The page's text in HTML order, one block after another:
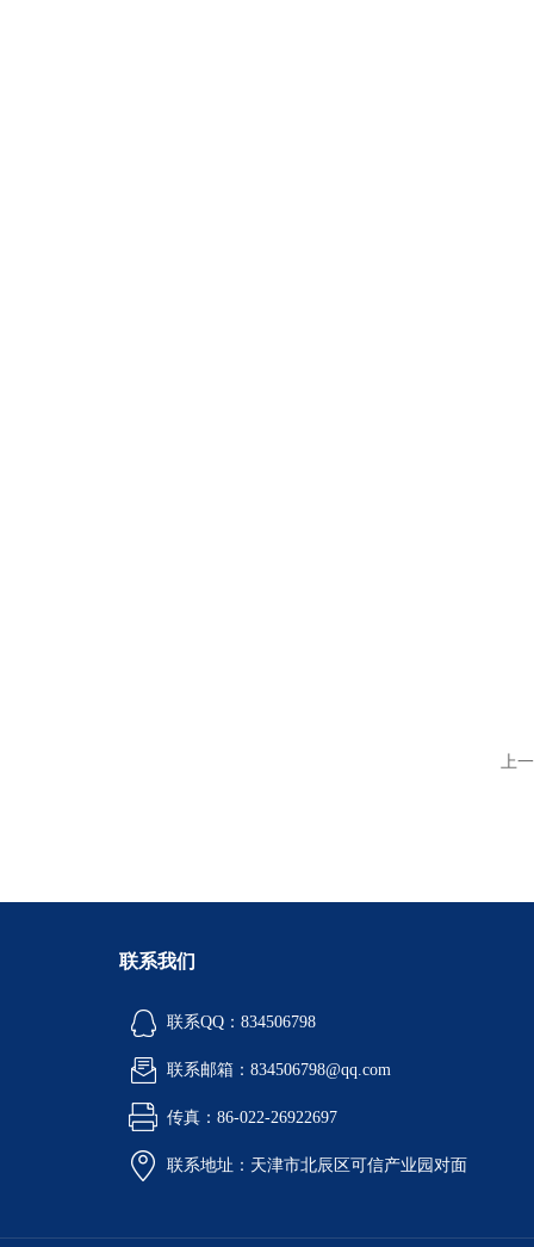
上
联系我们
联系QQ：834506798
联系邮箱：834506798@qq.com
传真：86-022-26922697
联系地址：天津市北辰区可信产业园对面